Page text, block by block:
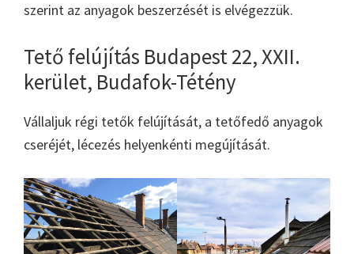
szerint az anyagok beszerzését is elvégezzük.
Tető felújítás Budapest 22, XXII.
kerület, Budafok-Tétény
Vállaljuk régi tetők felújítását, a tetőfedő anyagok
cseréjét, lécezés helyenkénti megújítását.